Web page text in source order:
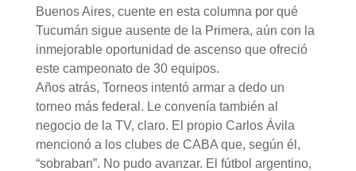
Buenos Aires, cuente en esta columna por qué
Tucumán sigue ausente de la Primera, aún con la
inmejorable oportunidad de ascenso que ofreció
este campeonato de 30 equipos.
Años atrás, Torneos intentó armar a dedo un
torneo más federal. Le convenía también al
negocio de la TV, claro. El propio Carlos Ávila
mencionó a los clubes de CABA que, según él,
“sobraban”. No pudo avanzar. El fútbol argentino,